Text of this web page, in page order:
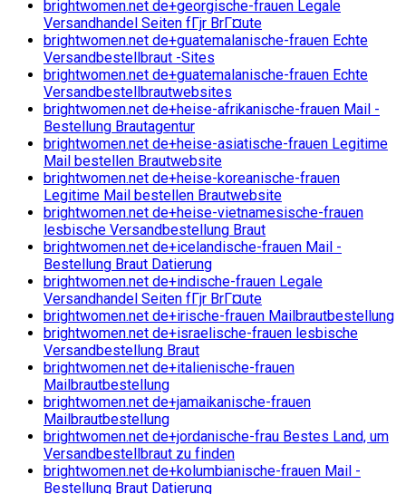
brightwomen.net de+georgische-frauen Legale
Versandhandel Seiten fГјr BrГ¤ute
brightwomen.net de+guatemalanische-frauen Echte
Versandbestellbraut -Sites
brightwomen.net de+guatemalanische-frauen Echte
Versandbestellbrautwebsites
brightwomen.net de+heise-afrikanische-frauen Mail -
Bestellung Brautagentur
brightwomen.net de+heise-asiatische-frauen Legitime
Mail bestellen Brautwebsite
brightwomen.net de+heise-koreanische-frauen
Legitime Mail bestellen Brautwebsite
brightwomen.net de+heise-vietnamesische-frauen
lesbische Versandbestellung Braut
brightwomen.net de+icelandische-frauen Mail -
Bestellung Braut Datierung
brightwomen.net de+indische-frauen Legale
Versandhandel Seiten fГјr BrГ¤ute
brightwomen.net de+irische-frauen Mailbrautbestellung
brightwomen.net de+israelische-frauen lesbische
Versandbestellung Braut
brightwomen.net de+italienische-frauen
Mailbrautbestellung
brightwomen.net de+jamaikanische-frauen
Mailbrautbestellung
brightwomen.net de+jordanische-frau Bestes Land, um
Versandbestellbraut zu finden
brightwomen.net de+kolumbianische-frauen Mail -
Bestellung Braut Datierung